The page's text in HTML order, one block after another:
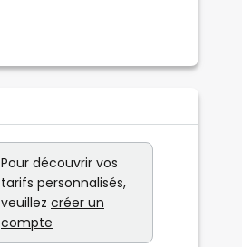
Pour découvrir vos
tarifs personnalisés,
veuillez créer un
compte